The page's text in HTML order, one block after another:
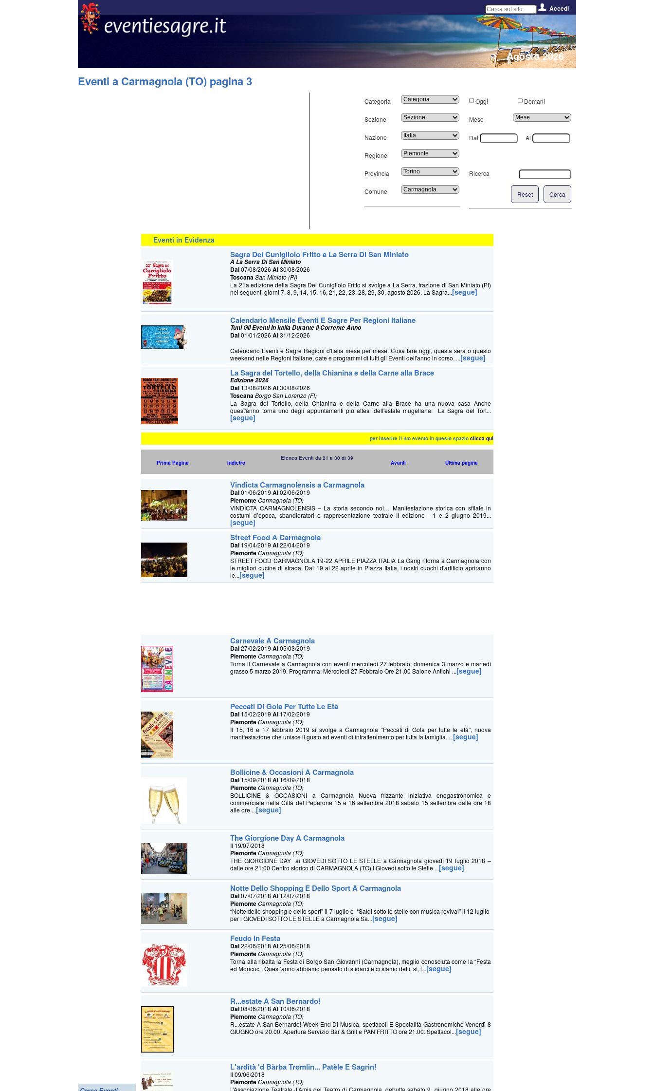
Accedi
Agosto 2026
Eventi a Carmagnola (TO) pagina 3
Categoria
Sezione
Nazione
Regione
Provincia
Comune
Oggi Domani
Mese
Dal Al
Ricerca
Cerca
Reset
Eventi in Evidenza
Sagra Del Cunigliolo Fritto a La Serra Di San Miniato
A La Serra Di San Miniato
Dal07/08/2026Al30/08/2026
ToscanaSan Miniato (PI)
La 21a edizione della Sagra Del Cunigliolo Fritto si svolge a La Serra, frazione di San Miniato (PI)
nei seguenti giorni 7, 8, 9, 14, 15, 16, 21, 22, 23, 28, 29, 30, agosto 2026. La Sagra...[segue]
Calendario Mensile Eventi E Sagre Per Regioni Italiane
Tutti Gli Eventi In Italia Durante Il Corrente Anno
Dal01/01/2026Al31/12/2026
Calendario Eventi e Sagre Regioni d'Italia mese per mese: Cosa fare oggi, questa sera o questo
weekend nelle Regioni Italiane, date e programmi di tutti gli Eventi dell'anno in corso. ...[segue]
La Sagra del Tortello, della Chianina e della Carne alla Brace
Edizione 2026
Dal 13/08/2026Al30/08/2026
ToscanaBorgo San Lorenzo (FI)
La Sagra del Tortello, della Chianina e della Carne alla Brace ha una nuova casa Anche
quest'anno torna uno degli appuntamenti più attesi dell'estate mugellana: La Sagra del Tort...
[segue]
per inserire il tuo evento in questo spazio clicca qui
Prima Pagina Indietro
Elenco Eventi da 21 a 30 di 39
Avanti Ultima pagina
Vindicta Carmagnolensis a Carmagnola
Dal01/06/2019Al02/06/2019
PiemonteCarmagnola (TO)
VINDICTA CARMAGNOLENSIS – La storia secondo noi… Manifestazione storica con sfilate in
costumi d’epoca, sbandieratori e rappresentazione teatrale II edizione - 1 e 2 giugno 2019...
[segue]
Street Food A Carmagnola
Dal 19/04/2019Al22/04/2019
PiemonteCarmagnola (TO)
STREET FOOD CARMAGNOLA 19-22 APRILE PIAZZA ITALIA La Gang ritorna a Carmagnola con
le migliori cucine di strada. Dal 19 al 22 aprile in Piazza Italia, i nostri cuochi d'artificio apriranno
le...[segue]
Carnevale A Carmagnola
Dal27/02/2019Al05/03/2019
PiemonteCarmagnola (TO)
Torna il Carnevale a Carmagnola con eventi mercoledì 27 febbraio, domenica 3 marzo e martedì
grasso 5 marzo 2019. Programma: Mercoledì 27 Febbraio Ore 21,00 Salone Antichi ...[segue]
Peccati Di Gola Per Tutte Le Età
Dal 15/02/2019Al 17/02/2019
PiemonteCarmagnola (TO)
Il 15, 16 e 17 febbraio 2019 si svolge a Carmagnola “Peccati di Gola per tutte le età”, nuova
manifestazione che unisce il gusto ad eventi di intrattenimento per tutta la famiglia. ...[segue]
Bollicine & Occasioni A Carmagnola
Dal 15/09/2018Al 16/09/2018
PiemonteCarmagnola (TO)
BOLLICINE & OCCASIONI a Carmagnola Nuova frizzante iniziativa enogastronomica e
commerciale nella Città del Peperone 15 e 16 settembre 2018 sabato 15 settembre dalle ore 18
alle ore ...[segue]
The Giorgione Day A Carmagnola
Il 19/07/2018
PiemonteCarmagnola (TO)
THE GIORGIONE DAY ai GIOVEDÌ SOTTO LE STELLE a Carmagnola giovedì 19 luglio 2018 –
dalle ore 21:00 Centro storico di CARMAGNOLA (TO) I Giovedì sotto le Stelle ...[segue]
Notte Dello Shopping E Dello Sport A Carmagnola
Dal07/07/2018Al 12/07/2018
PiemonteCarmagnola (TO)
“Notte dello shopping e dello sport” il 7 luglio e “Saldi sotto le stelle con musica revival” il 12 luglio
per i GIOVEDÌ SOTTO LE STELLE a Carmagnola Sa...[segue]
Feudo In Festa
Dal22/06/2018Al25/06/2018
PiemonteCarmagnola (TO)
Torna alla ribalta la Festa di Borgo San Giovanni (Carmagnola), meglio conosciuta come la “Festa
ed Moncuc”. Quest’anno abbiamo pensato di sfidarci e ci siamo detti: sì, l...[segue]
R...estate A San Bernardo!
Dal08/06/2018Al 10/06/2018
PiemonteCarmagnola (TO)
R...estate A San Bernardo! Week End Di Musica, spettacoli E Specialità Gastronomiche Venerdì 8
GIUGNO ore 20.00: Apertura Servizio Bar & Grill e PAN FRITTO ore 21.00: Spettacol...[segue]
L'ardità 'd Bàrba Tromlin... Patèle E Sagrìn!
Il 09/06/2018
PiemonteCarmagnola (TO)
L’Associazione Teatrale J’Amis del Teatro di Carmagnola, debutta sabato 9 giugno 2018 alle ore